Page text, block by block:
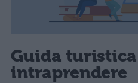
Guida
intraprendere